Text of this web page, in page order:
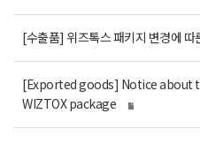
[수출품] 위즈톡스 패키지 변경에 따
[Exported goods] Notice about
WIZTOX package